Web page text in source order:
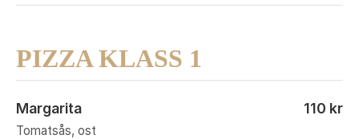
PIZZA KLASS 1
Margarita 110 kr
Tomatsås, ost